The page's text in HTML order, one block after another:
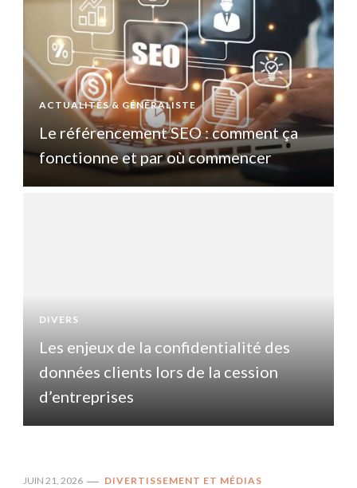
ACTUALITÉS & GÉNÉRALISTE
Le référencement SEO : comment ça
fonctionne et par où commencer
DIVERS
Les enjeux de la confidentialité des
données clients lors de la cession
d’entreprises
JUIN 21, 2026 DIVERTISSEMENT ET MÉDIAS